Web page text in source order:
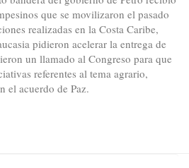
que se movilizaron el pasado
realizadas en la Costa Caribe,
pidieron acelerar la entrega de
un llamado al Congreso para que
referentes al tema agrario,
el acuerdo de Paz.